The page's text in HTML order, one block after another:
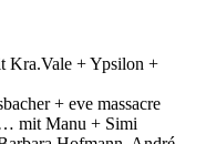
+ Ypsilon +
+ eve massacre
mit Manu + Simi